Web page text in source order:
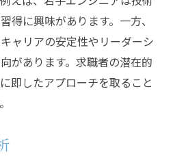
得に興味があります。一方、
ャリアの安定性やリーダーシ
があります。求職者の潜在的
即したアプローチを取ること